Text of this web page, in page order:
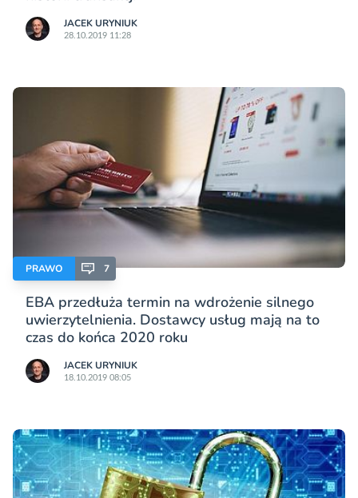
JACEK URYNIUK
28.10.2019 11:28
PRAWO 7
EBA przedłuża termin na wdrożenie silnego
uwierzytelnienia. Dostawcy usług mają na to
czas do końca 2020 roku
JACEK URYNIUK
18.10.2019 08:05